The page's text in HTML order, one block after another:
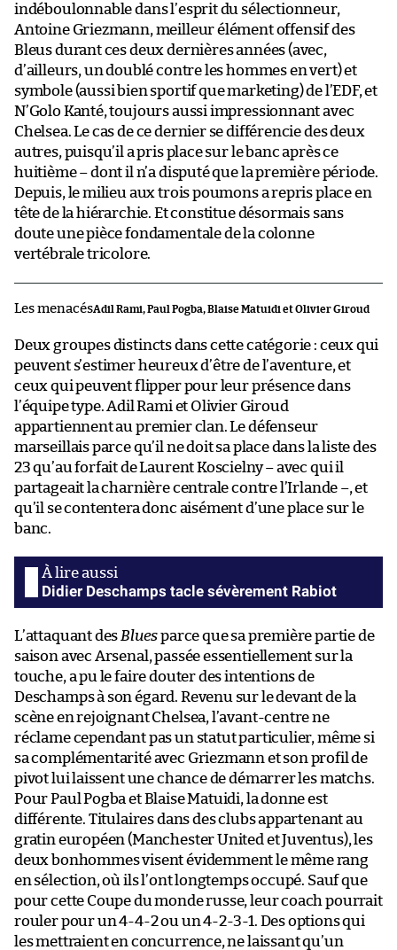
indéboulonnable dans l’esprit du sélectionneur,
Antoine Griezmann, meilleur élément offensif des
Bleus durant ces deux dernières années (avec,
d’ailleurs, un doublé contre les hommes en vert) et
symbole (aussi bien sportif que marketing) de l’EDF, et
N’Golo Kanté, toujours aussi impressionnant avec
Chelsea. Le cas de ce dernier se différencie des deux
autres, puisqu’il a pris place sur le banc après ce
huitième – dont il n’a disputé que la première période.
Depuis, le milieu aux trois poumons a repris place en
tête de la hiérarchie. Et constitue désormais sans
doute une pièce fondamentale de la colonne
vertébrale tricolore.
Les menacésAdil Rami, Paul Pogba, Blaise Matuidi et Olivier Giroud
Deux groupes distincts dans cette catégorie : ceux qui
peuvent s’estimer heureux d’être de l’aventure, et
ceux qui peuvent flipper pour leur présence dans
l’équipe type. Adil Rami et Olivier Giroud
appartiennent au premier clan. Le défenseur
marseillais parce qu’il ne doit sa place dans la liste des
23 qu’au forfait de Laurent Koscielny – avec qui il
partageait la charnière centrale contre l’Irlande –, et
qu’il se contentera donc aisément d’une place sur le
banc.
Didier Deschamps tacle sévèrement Rabiot
L’attaquant des Bluesparce que sa première partie de
saison avec Arsenal, passée essentiellement sur la
touche, a pu le faire douter des intentions de
Deschamps à son égard. Revenu sur le devant de la
scène en rejoignant Chelsea, l’avant-centre ne
réclame cependant pas un statut particulier, même si
sa complémentarité avec Griezmann et son profil de
pivot lui laissent une chance de démarrer les matchs.
Pour Paul Pogba et Blaise Matuidi, la donne est
différente. Titulaires dans des clubs appartenant au
gratin européen (Manchester United et Juventus), les
deux bonhommes visent évidemment le même rang
en sélection, où ils l’ont longtemps occupé. Sauf que
pour cette Coupe du monde russe, leur coach pourrait
rouler pour un 4-4-2 ou un 4-2-3-1. Des options qui
les mettraient en concurrence, ne laissant qu’un